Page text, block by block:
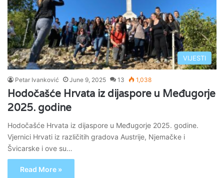
VIJESTI
Petar Ivanković June 9, 2025 13 1,038
Hodočašće Hrvata iz dijaspore u Međugorje
2025. godine
Hodočašće Hrvata iz dijaspore u Međugorje 2025. godine.
Vjernici Hrvati iz različitih gradova Austrije, Njemačke i
Švicarske i ove su…
Read More »